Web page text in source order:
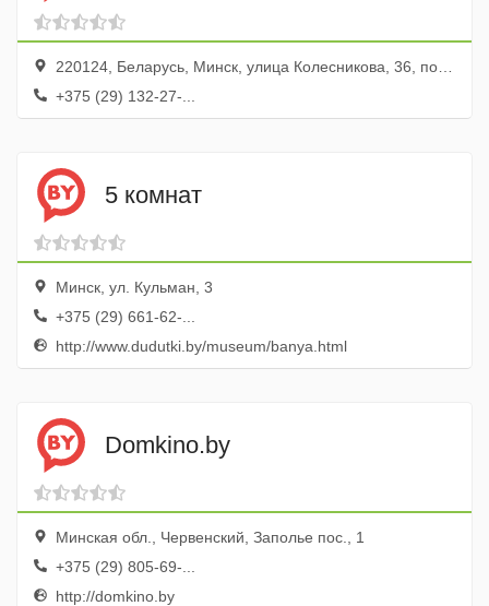
220124, Беларусь, Минск, улица Колесникова, 36, пом. 181
+375 (29) 132-27-...
5 комнат
Минск, ул. Кульман, 3
+375 (29) 661-62-...
http://www.dudutki.by/museum/banya.html
Domkino.by
Минская обл., Червенский, Заполье пос., 1
+375 (29) 805-69-...
http://domkino.by